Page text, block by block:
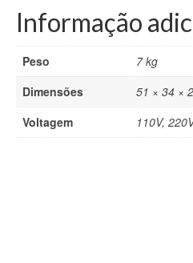
Informação
Peso
7 kg
Dimensões
51 × 34 ×
Voltagem
110V,